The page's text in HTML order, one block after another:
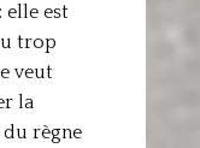
elle est
trop
veut
la
règne